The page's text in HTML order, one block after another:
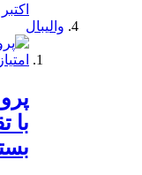
اکتبر 12, 2019
والیبال
با